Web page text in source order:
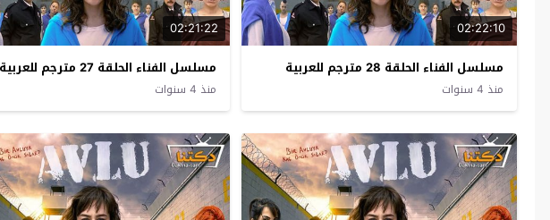
02:22:10
مسلسل الفناء الحلقة 28 مترجم للعربية
منذ 4 سنوات
02:21:22
مسلسل الفناء الحلقة 27 مترجم للعربية
منذ 4 سنوات